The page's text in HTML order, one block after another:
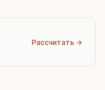
Рассчитать →